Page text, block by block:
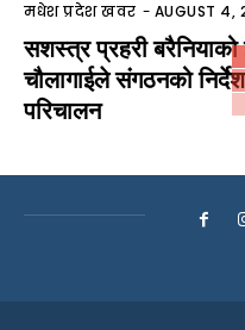
मधेश प्रदेश खवर - AUGUST 4,
सशस्त्र प्रहरी
चौलागाईले संगठनको
परिचालन